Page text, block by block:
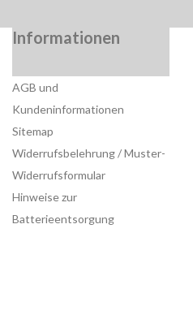
Informationen
AGB und
Kundeninformationen
Sitemap
Widerrufsbelehrung / Muster-
Widerrufsformular
Hinweise zur
Batterieentsorgung